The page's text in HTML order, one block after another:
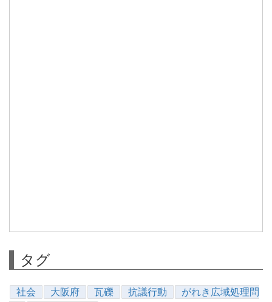
タグ
社会 大阪府 瓦礫 抗議行動
がれき広域処理問